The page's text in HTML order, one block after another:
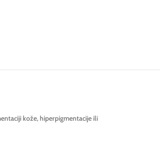
kože, hiperpigmentacije ili